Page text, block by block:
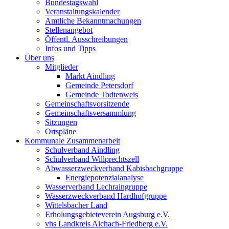
Bundestagswahl
Veranstaltungskalender
Amtliche Bekanntmachungen
Stellenangebot
Öffentl. Ausschreibungen
Infos und Tipps
Über uns
Mitglieder
Markt Aindling
Gemeinde Petersdorf
Gemeinde Todtenweis
Gemeinschaftsvorsitzende
Gemeinschaftsversammlung
Sitzungen
Ortspläne
Kommunale Zusammenarbeit
Schulverband Aindling
Schulverband Willprechtszell
Abwasserzweckverband Kabisbachgruppe
Energiepotenzialanalyse
Wasserverband Lechraingruppe
Wasserzweckverband Hardhofgruppe
Wittelsbacher Land
Erholungsgebieteverein Augsburg e.V.
vhs Landkreis Aichach-Friedberg e.V.